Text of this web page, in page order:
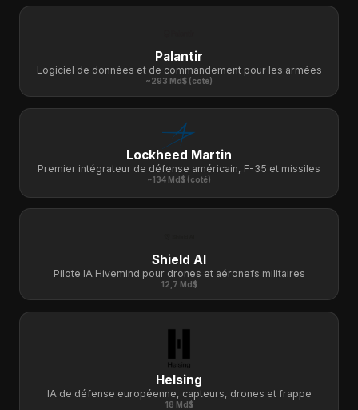
Palantir
Logiciel de données et de commandement pour les armées
~293 Md$ (coté)
Lockheed Martin
Premier intégrateur de défense américain, F-35 et missiles
~134 Md$ (coté)
Shield AI
Pilote IA Hivemind pour drones et aéronefs militaires
12,7 Md$
Helsing
IA de défense européenne, capteurs, drones et frappe
18 Md$